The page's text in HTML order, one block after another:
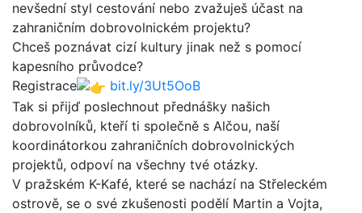
nevšední styl cestování nebo zvažuješ účast na
zahraničním dobrovolnickém projektu?
Chceš poznávat cizí kultury jinak než s pomocí
kapesního průvodce?
Registrace
bit.ly/3Ut5OoB
Tak si přijď poslechnout přednášky našich
dobrovolníků, kteří ti společně s Alčou, naší
koordinátorkou zahraničních dobrovolnických
projektů, odpoví na všechny tvé otázky.
V pražském K-Kafé, které se nachází na Střeleckém
ostrově, se o své zkušenosti podělí Martin a Vojta,